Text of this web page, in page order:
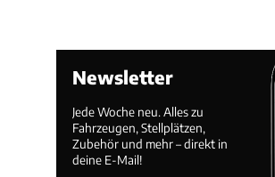
Newsletter
Jede Woche neu. Alles zu
Fahrzeugen, Stellplätzen,
Zubehör und mehr – direkt in
deine E-Mail!